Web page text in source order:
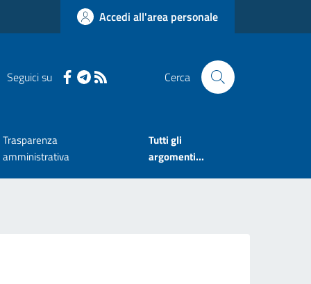
Accedi all'area personale
Seguici su Cerca
Trasparenza
amministrativa
Tutti gli
argomenti...